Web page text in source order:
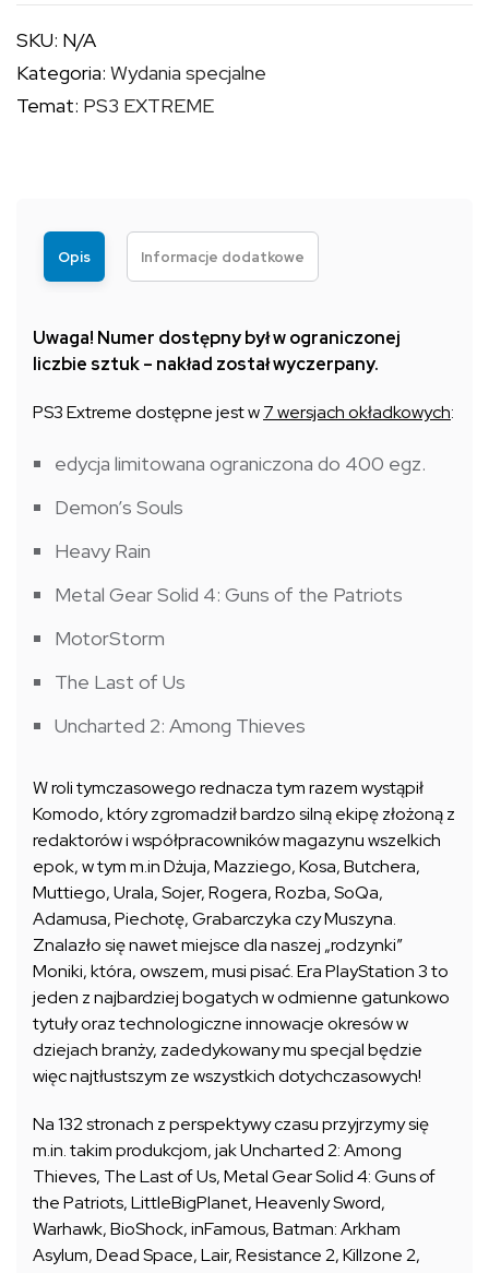
-
OKŁADKA
LIMITOWANA
SKU: N/A
Kategoria: Wydania specjalne
Temat: PS3 EXTREME
Opis Informacje dodatkowe
Uwaga! Numer dostępny był w ograniczonej
liczbie sztuk – nakład został wyczerpany.
PS3 Extreme dostępne jest w7 wersjach okładkowych:
edycja limitowana ograniczona do 400 egz.
Demon’s Souls
Heavy Rain
Metal Gear Solid 4: Guns of the Patriots
MotorStorm
The Last of Us
Uncharted 2: Among Thieves
W roli tymczasowego rednacza tym razem wystąpił
Komodo, który zgromadził bardzo silną ekipę złożoną z
redaktorów i współpracowników magazynu wszelkich
epok, w tym m.in Dżuja, Mazziego, Kosa, Butchera,
Muttiego, Urala, Sojer, Rogera, Rozba, SoQa,
Adamusa, Piechotę, Grabarczyka czy Muszyna.
Znalazło się nawet miejsce dla naszej „rodzynki”
Moniki, która, owszem, musi pisać. Era PlayStation 3 to
jeden z najbardziej bogatych w odmienne gatunkowo
tytuły oraz technologiczne innowacje okresów w
dziejach branży, zadedykowany mu specjal będzie
więc najtłustszym ze wszystkich dotychczasowych!
Na 132 stronach z perspektywy czasu przyjrzymy się
m.in. takim produkcjom, jak Uncharted 2: Among
Thieves, The Last of Us, Metal Gear Solid 4: Guns of
the Patriots, LittleBigPlanet, Heavenly Sword,
Warhawk, BioShock, inFamous, Batman: Arkham
Asylum, Dead Space, Lair, Resistance 2, Killzone 2,